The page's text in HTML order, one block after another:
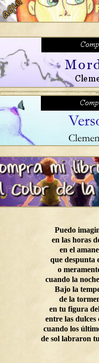
Puedo
en las horas
en el
que despunta
o
cuando la
Bajo la
de la
en tu figura
entre las dulces
cuando los
de sol labraron